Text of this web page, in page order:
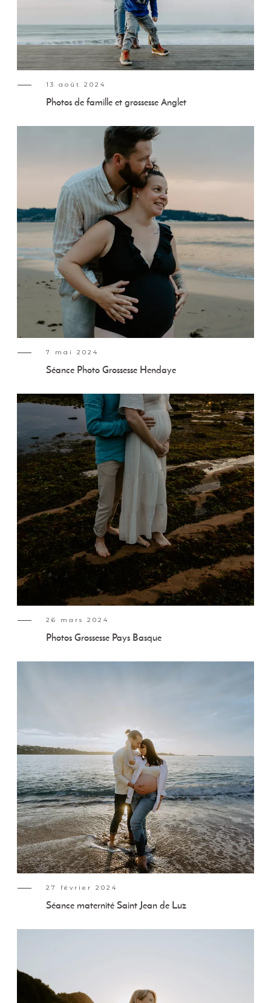
13 août 2024
Photos de famille et grossesse Anglet
7 mai 2024
Séance Photo Grossesse Hendaye
26 mars 2024
Photos Grossesse Pays Basque
27 février 2024
Séance maternité Saint Jean de Luz